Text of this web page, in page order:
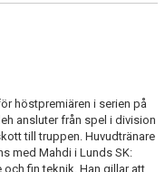
höstpremiären i serien på
ansluter från spel i division
till truppen. Huvudtränare
med Mahdi i Lunds SK:
fin teknik. Han gillar att